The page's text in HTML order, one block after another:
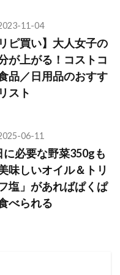
11-04
リピ買い】大人女子の
が上がる！コストコ
品／日用品のおすす
スト
06-11
に必要な野菜350gも
美味しいオイル＆トリ
塩」があればぱくぱ
べられる